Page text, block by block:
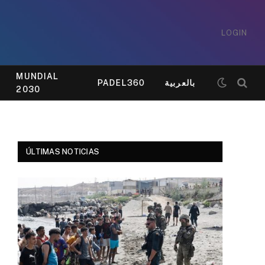
LOGIN
MUNDIAL
2030
PADEL360 بالعربية
ÚLTIMAS NOTICIAS